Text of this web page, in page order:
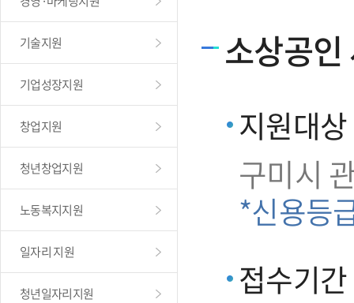
기술지원
기업성장지원
창업지원
청년창업지원
노동복지지원
일자리 지원
청년일자리지원
소상공
지원대상
구미시
*신용등
접수기간